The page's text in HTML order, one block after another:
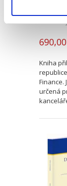
Martin
Kniha
Finance.
určená